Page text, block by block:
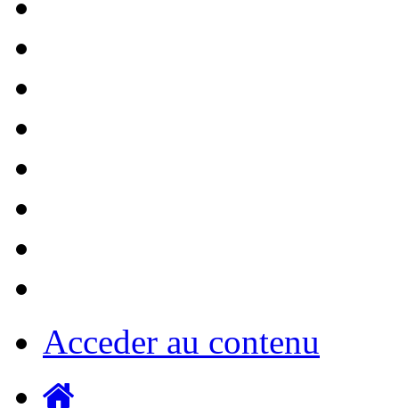
Acceder au contenu